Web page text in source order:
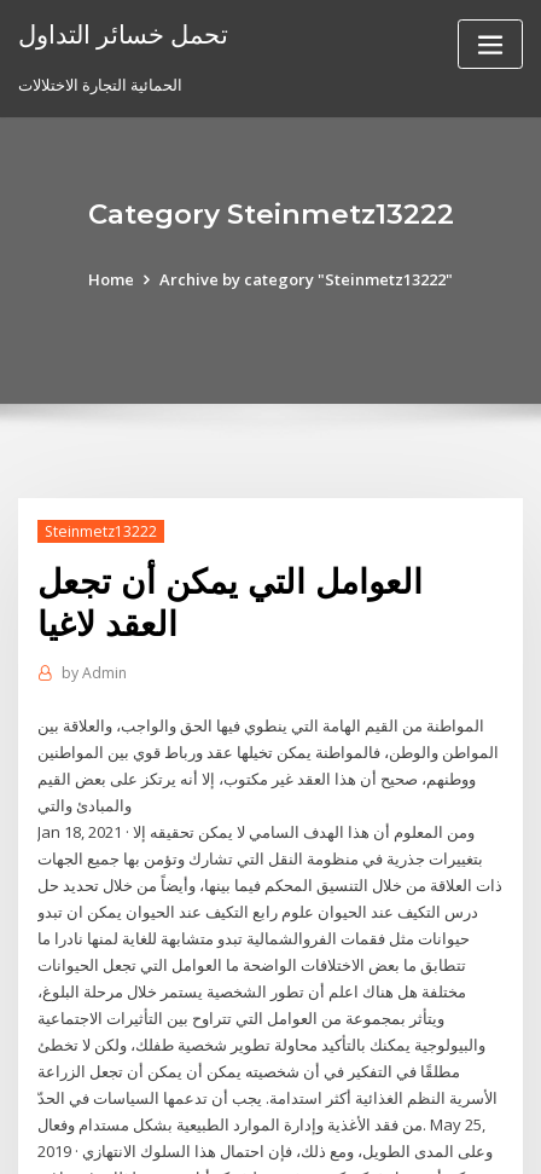
تحمل خسائر التداول
الحمائية التجارة الاختلالات
Category Steinmetz13222
Home Archive by category "Steinmetz13222"
Steinmetz13222
العوامل التي يمكن أن تجعل
العقد لاغيا
byAdmin
المواطنة من القيم الهامة التي ينطوي فيها الحق والواجب، والعلاقة بين
المواطن والوطن، فالمواطنة يمكن تخيلها عقد ورباط قوي بين المواطنين
ووطنهم، صحيح أن هذا العقد غير مكتوب، إلا أنه يرتكز على بعض القيم
والمبادئ والتي
Jan 18, 2021 · ومن المعلوم أن هذا الهدف السامي لا يمكن تحقيقه إلا
بتغييرات جذرية في منظومة النقل التي تشارك وتؤمن بها جميع الجهات
ذات العلاقة من خلال التنسيق المحكم فيما بينها، وأيضاً من خلال تحديد حل
درس التكيف عند الحيوان علوم رابع التكيف عند الحيوان يمكن ان تبدو
حيوانات مثل فقمات الفروالشمالية تبدو متشابهة للغاية لمنها نادرا ما
تتطابق ما بعض الاختلافات الواضحة ما العوامل التي تجعل الحيوانات
مختلفة هل هناك اعلم أن تطور الشخصية يستمر خلال مرحلة البلوغ،
ويتأثر بمجموعة من العوامل التي تتراوح بين التأثيرات الاجتماعية
والبيولوجية يمكنك بالتأكيد محاولة تطوير شخصية طفلك، ولكن لا تخطئ
مطلقًا في التفكير في أن شخصيته يمكن أن يمكن أن تجعل الزراعة
الأسرية النظم الغذائية أكثر استدامة. يجب أن تدعمها السياسات في الحدّ
من فقد الأغذية وإدارة الموارد الطبيعية بشكل مستدام وفعال. May 25,
2019 · وعلى المدى الطويل، ومع ذلك، فإن احتمال هذا السلوك الانتهازي